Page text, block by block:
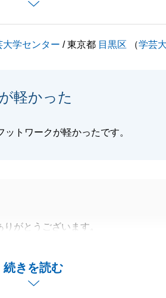
だきましたＳ様のお力添えがあっ
ら、いつでもお気軽にご連絡下さ
いたします。
大学センター / 東京都 目黒区 （学芸
軽かった
トワークが軽かったです。
続きを読む
がとうございます。
ため、少しでも安心して進めてい